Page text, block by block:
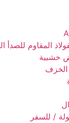
المقاوم للصدأ
خشبية
الخزف
/ للسفر